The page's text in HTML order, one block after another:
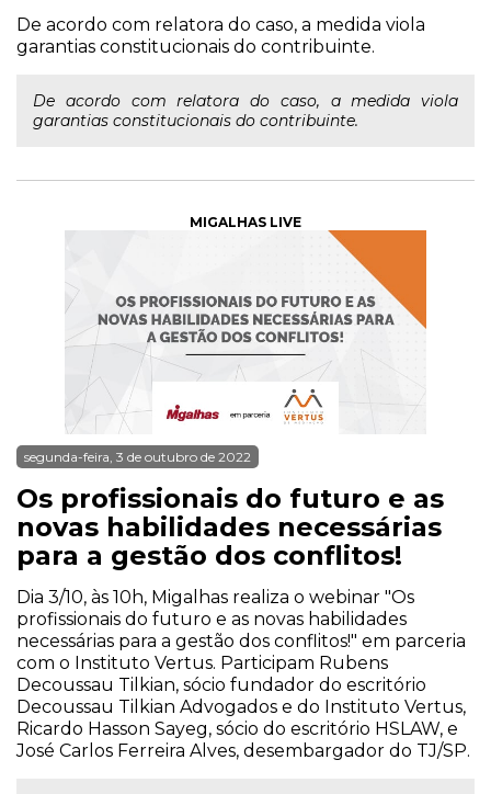
De acordo com relatora do caso, a medida viola
garantias constitucionais do contribuinte.
De acordo com relatora do caso, a medida viola
garantias constitucionais do contribuinte.
MIGALHAS LIVE
segunda-feira, 3 de outubro de 2022
Os profissionais do futuro e as
novas habilidades necessárias
para a gestão dos conflitos!
Dia 3/10, às 10h, Migalhas realiza o webinar "Os
profissionais do futuro e as novas habilidades
necessárias para a gestão dos conflitos!" em parceria
com o Instituto Vertus. Participam Rubens
Decoussau Tilkian, sócio fundador do escritório
Decoussau Tilkian Advogados e do Instituto Vertus,
Ricardo Hasson Sayeg, sócio do escritório HSLAW, e
José Carlos Ferreira Alves, desembargador do TJ/SP.